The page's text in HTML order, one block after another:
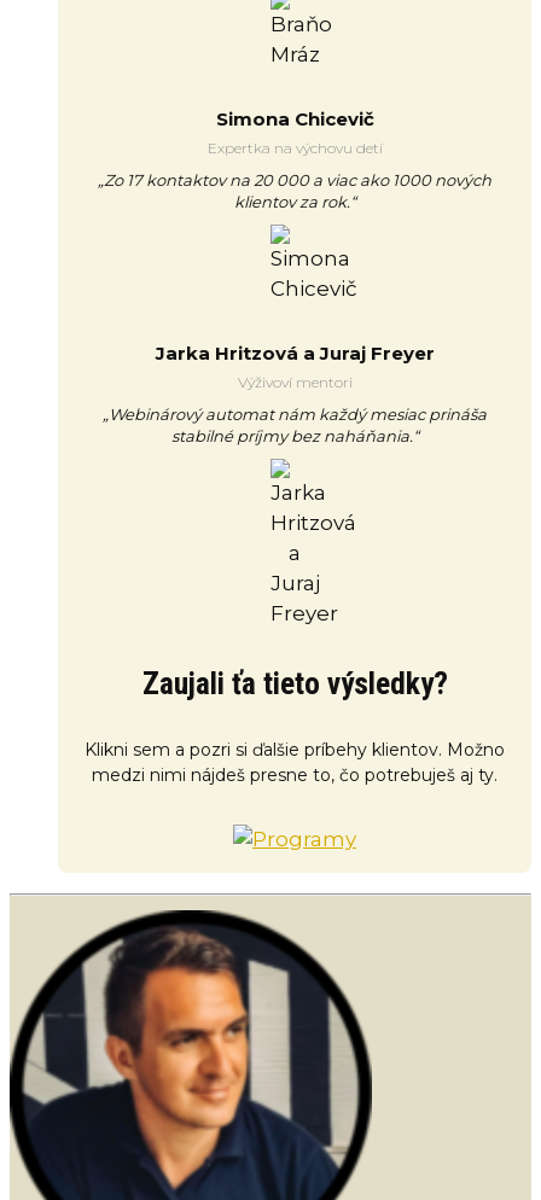
Simona Chicevič
Expertka na výchovu detí
„Zo 17 kontaktov na 20 000 a viac ako 1000 nových
klientov za rok.“
Jarka Hritzová a Juraj Freyer
Výživoví mentori
„Webinárový automat nám každý mesiac prináša
stabilné príjmy bez naháňania.“
Zaujali ťa tieto výsledky?
Klikni sem a pozri si ďalšie príbehy klientov. Možno
medzi nimi nájdeš presne to, čo potrebuješ aj ty.